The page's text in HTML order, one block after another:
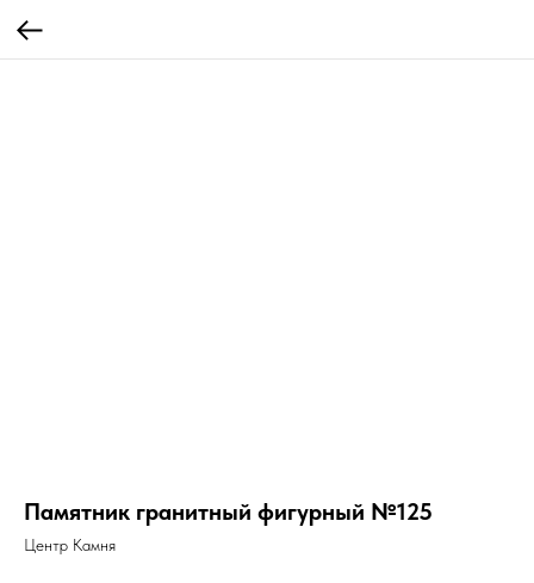
Памятник гранитный фигурный №125
Центр Камня